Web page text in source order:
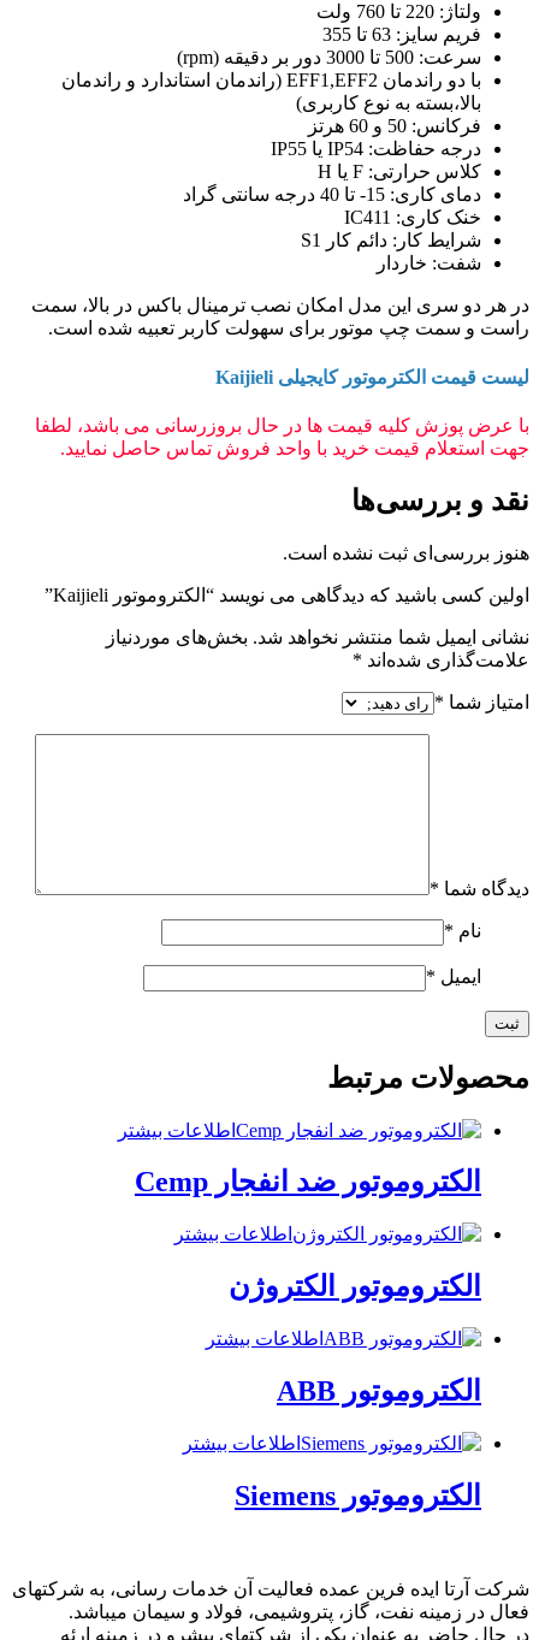
ولتاژ: 220 تا 760 ولت
فریم سایز: 63 تا 355
سرعت: 500 تا 3000 دور بر دقیقه (rpm)
با دو راندمان EFF1,EFF2 (راندمان استاندارد و راندمان
بالا،بسته به نوع کاربری)
فرکانس: 50 و 60 هرتز
درجه حفاظت: IP54 یا IP55
کلاس حرارتی: F یا H
دمای کاری: 15- تا 40 درجه سانتی گراد
خنک کاری: IC411
شرایط کار: دائم کار S1
شفت: خاردار
در هر دو سری این مدل امکان نصب ترمینال باکس در بالا، سمت
راست و سمت چپ موتور برای سهولت کاربر تعبیه شده است.
لیست قیمت الکترموتور کایجیلی Kaijieli
با عرض پوزش کلیه قیمت ها در حال بروزرسانی می باشد، لطفا
جهت استعلام قیمت خرید با واحد فروش تماس حاصل نمایید.
نقد و بررسی‌ها
هنوز بررسی‌ای ثبت نشده است.
اولین کسی باشید که دیدگاهی می نویسد “الکتروموتور Kaijieli”
نشانی ایمیل شما منتشر نخواهد شد. بخش‌های موردنیاز
علامت‌گذاری شده‌اند *
امتیاز شما *
دیدگاه شما *
نام *
ایمیل *
محصولات مرتبط
اطلاعات بیشتر
الکتروموتور ضد انفجار Cemp
اطلاعات بیشتر
الکتروموتور الکتروژن
اطلاعات بیشتر
الکتروموتور ABB
اطلاعات بیشتر
الکتروموتور Siemens
شرکت آرتا ایده فرین عمده فعالیت آن خدمات رسانی، به شرکتهای
فعال در زمینه نفت، گاز، پتروشیمی، فولاد و سیمان میباشد.
در حال حاضر به عنوان یکی از شرکتهای پیشرو در زمینه ارئه